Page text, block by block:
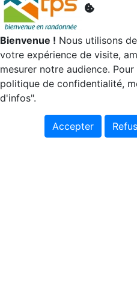
Bienvenue ! Nous utilisons
votre expérience de visite,
mesurer notre audience.
politique de confidentialité,
d'infos".
Accepter